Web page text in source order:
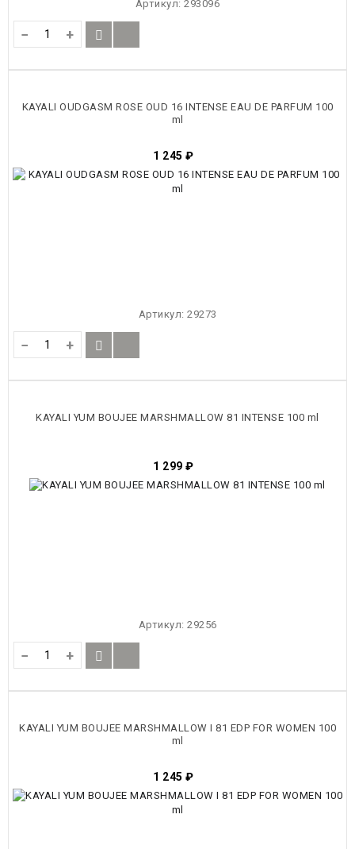
Артикул:293096
− +
KAYALI OUDGASM ROSE OUD 16 INTENSE EAU DE PARFUM 100
ml
1 245 ₽
Артикул: 29273
− +
KAYALI YUM BOUJEE MARSHMALLOW 81 INTENSE 100 ml
1 299 ₽
Артикул: 29256
− +
KAYALI YUM BOUJEE MARSHMALLOW I 81 EDP FOR WOMEN 100
ml
1 245 ₽